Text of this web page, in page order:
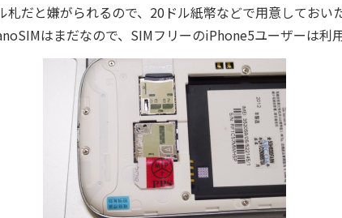
札だと嫌がられるので、20ドル紙幣などで用意しておい
はまだなので、SIMフリーのiPhone5ユーザーは利